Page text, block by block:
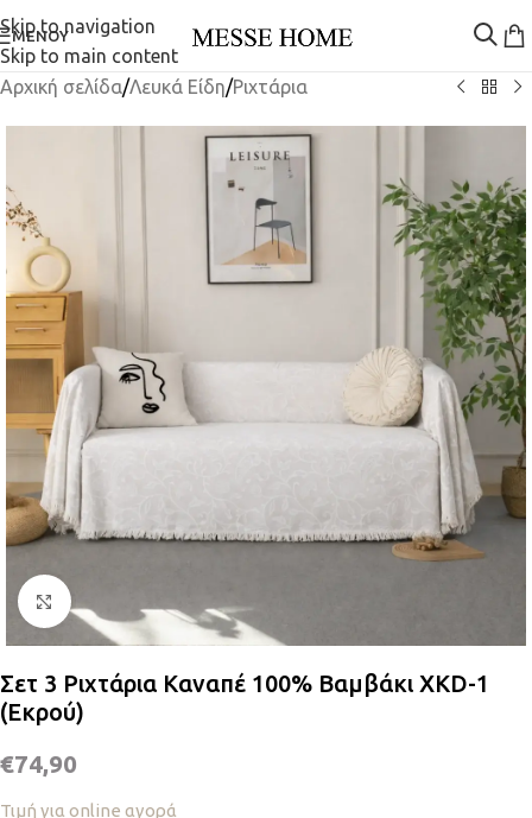
Skip to navigation
Skip to main content
ΜΕΝΟΎ
Αρχική σελίδα/Λευκά Είδη/Ριχτάρια
Κλικ για μεγέθυνση
Σετ 3 Ριχτάρια Καναπέ 100% Βαμβάκι XKD-1
(Εκρού)
€74,90
Τιμή για online αγορά